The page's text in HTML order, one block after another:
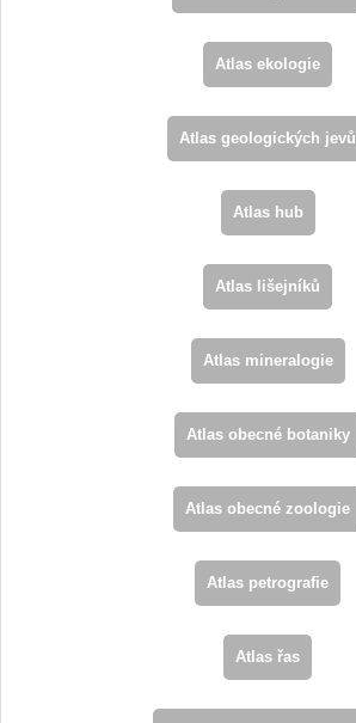
Atlas ekologie
Atlas geologických jevů
Atlas hub
Atlas lišejníků
Atlas mineralogie
Atlas obecné botaniky
Atlas obecné zoologie
Atlas petrografie
Atlas řas